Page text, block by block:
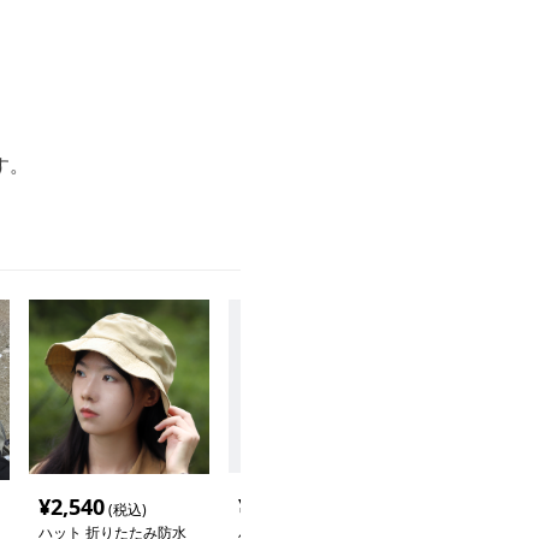
¥2,540(税込)
ハット 折りたたみ防水
¥
ハット アウトドア用紐